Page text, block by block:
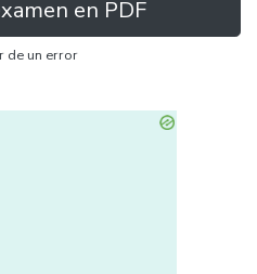
en PDF
de un error